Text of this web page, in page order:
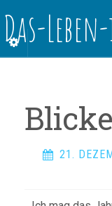
Das-
Blicke
21.